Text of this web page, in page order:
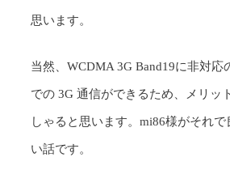
思います。
当然、WCDMA 3G Band19に非対応
での 3G 通信ができるため、メリッ
しゃると思います。mi86様がそれ
い話です。